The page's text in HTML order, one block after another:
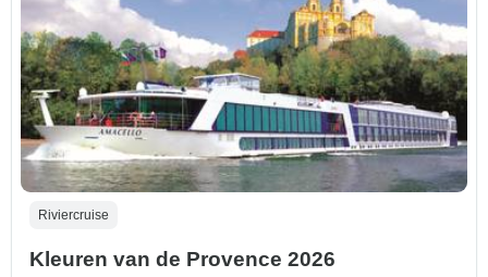
Riviercruise
Kleuren van de Provence 2026